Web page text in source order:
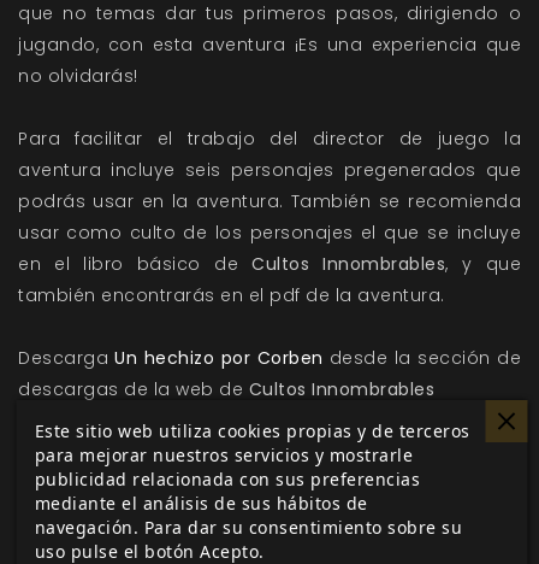
que no temas dar tus primeros pasos, dirigiendo o
jugando, con esta aventura ¡Es una experiencia que
no olvidarás!
Para facilitar el trabajo del director de juego la
aventura incluye seis personajes pregenerados que
podrás usar en la aventura. También se recomienda
usar como culto de los personajes el que se incluye
en el libro básico deCultos Innombrables, y que
también encontrarás en el pdf de la aventura.
DescargaUn hechizo por Corben desde la sección de
descargas de la web de Cultos Innombrables
Me gusta esto
Este sitio web utiliza cookies propias y de terceros
para mejorar nuestros servicios y mostrarle
publicidad relacionada con sus preferencias
mediante el análisis de sus hábitos de
navegación. Para dar su consentimiento sobre su
uso pulse el botón Acepto.